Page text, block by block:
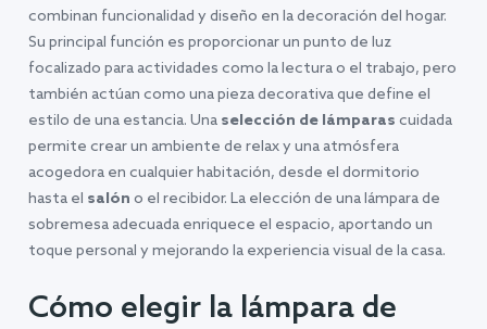
combinan funcionalidad y diseño en la decoración del hogar.
Su principal función es proporcionar un punto de luz
focalizado para actividades como la lectura o el trabajo, pero
también actúan como una pieza decorativa que define el
estilo de una estancia. Una selección de lámparas cuidada
permite crear un ambiente de relax y una atmósfera
acogedora en cualquier habitación, desde el dormitorio
hasta el salón o el recibidor. La elección de una lámpara de
sobremesa adecuada enriquece el espacio, aportando un
toque personal y mejorando la experiencia visual de la casa.
Cómo elegir la lámpara de